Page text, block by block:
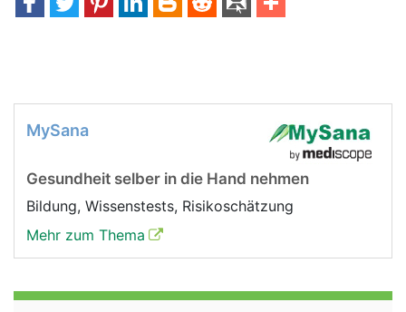
MySana
Gesundheit selber in die Hand nehmen
Bildung, Wissenstests, Risikoschätzung
Mehr zum Thema